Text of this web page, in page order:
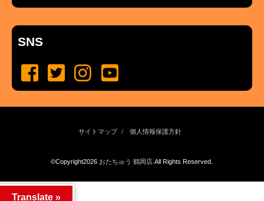
SNS
サイトマップ 個人情報保護方針
©Copyright2026 おたちゅう 鶴岡店 .All Rights Reserved.
Translate »